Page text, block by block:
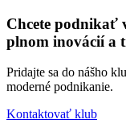
Chcete podnikať
plnom inovácií a
Pridajte sa do nášho
moderné podnikanie.
Kontaktovať klub